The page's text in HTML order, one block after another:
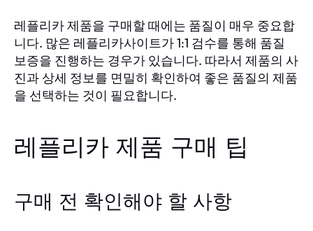
레플리카 제품을 구매할 때에는 품질이 매우 중요합
니다. 많은 레플리카사이트가 1:1 검수를 통해 품질
보증을 진행하는 경우가 있습니다. 따라서 제품의 사
진과 상세 정보를 면밀히 확인하여 좋은 품질의 제품
을 선택하는 것이 필요합니다.
레플리카 제품 구매 팁
구매 전 확인해야 할 사항